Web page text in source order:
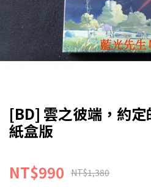
[BD] 雲之彼端，約定
紙盒版
NT$990 NT$1,380